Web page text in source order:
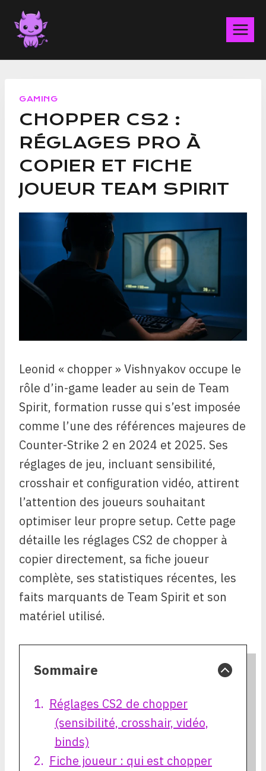
Aller
contenu
GAMING
CHOPPER CS2 :
RÉGLAGES PRO À
COPIER ET FICHE
JOUEUR TEAM SPIRIT
Leonid « chopper » Vishnyakov occupe le
rôle d’in-game leader au sein de Team
Spirit, formation russe qui s’est imposée
comme l’une des références majeures de
Counter-Strike 2 en 2024 et 2025. Ses
réglages de jeu, incluant sensibilité,
crosshair et configuration vidéo, attirent
l’attention des joueurs souhaitant
optimiser leur propre setup. Cette page
détaille les réglages CS2 de chopper à
copier directement, sa fiche joueur
complète, ses statistiques récentes, les
faits marquants de Team Spirit et son
matériel utilisé.
Sommaire
Réglages CS2 de chopper
(sensibilité, crosshair, vidéo,
binds)
Fiche joueur : qui est chopper